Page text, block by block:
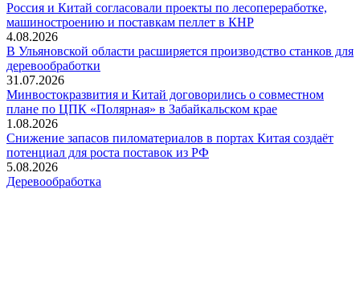
Россия и Китай согласовали проекты по лесопереработке,
машиностроению и поставкам пеллет в КНР
4.08.2026
В Ульяновской области расширяется производство станков для
деревообработки
31.07.2026
Минвостокразвития и Китай договорились о совместном
плане по ЦПК «Полярная» в Забайкальском крае
1.08.2026
Снижение запасов пиломатериалов в портах Китая создаёт
потенциал для роста поставок из РФ
5.08.2026
Деревообработка